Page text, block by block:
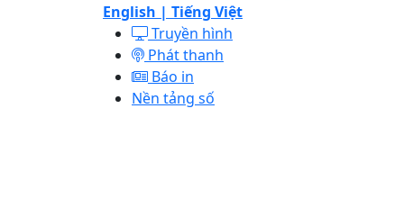
English | Tiếng Việt
Truyền hình
Phát thanh
Báo in
Nền tảng số